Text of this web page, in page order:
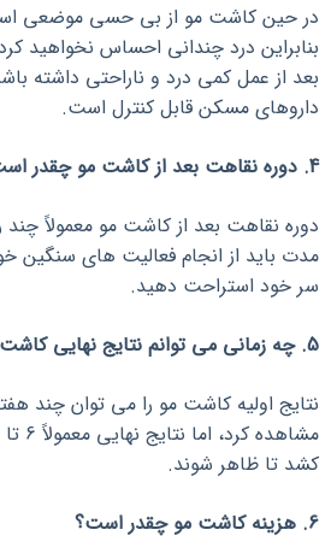
در حین کاشت مو از بی حسی موضعی
بنابراین درد چندانی احساس نخواهید
بعد از عمل کمی درد و ناراحتی داشته
داروهای مسکن قابل کنترل است.
4. دوره نقاهت بعد از کاشت مو چقدر است؟
دوره نقاهت بعد از کاشت مو معمولاً
مدت باید از انجام فعالیت های سنگین
سر خود استراحت دهید.
5. چه زمانی می توانم نتایج نهایی کاشت مو را ببینم؟
نتایج اولیه کاشت مو را می توان چند
کشد تا ظاهر شوند.
6. هزینه کاشت مو چقدر است؟